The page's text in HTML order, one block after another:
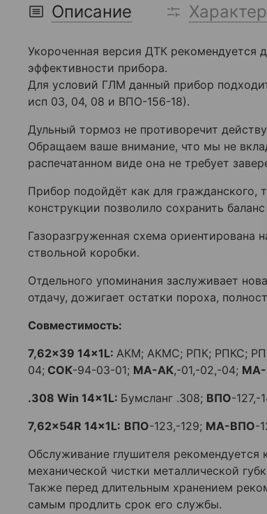
Описание
Укороченная версия ДТК рекомендуется
эффективности прибора.
Для условий ГЛМ данный прибор
исп 03, 04, 08 и ВПО-156-18).
Дульный тормоз не противоречит
Обращаем ваше внимание, что мы не
распечатанном виде она не требует
Прибор подойдёт как для гражданского,
конструкции позволило сохранить
Газоразгруженная схема ориентирована
ствольной коробки.
Отдельного упоминания заслуживает
отдачу, дожигает остатки пороха,
Совместимость:
7,62x39 14x1L: АКМ; АКМС; РПК; РПКС;
04; СОК-94-03-01; МА-АК,-01,-02,-04; МА-
.308 Win 14x1L: Бумсланг .308; ВПО-127,-
7,62x54R 14x1L: ВПО-123,-129; МА-ВПО-
Обслуживание глушителя
механической чистки металлической
Также перед длительным хранением
самым продлить срок его службы.